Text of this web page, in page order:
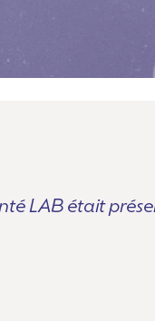
LAB était